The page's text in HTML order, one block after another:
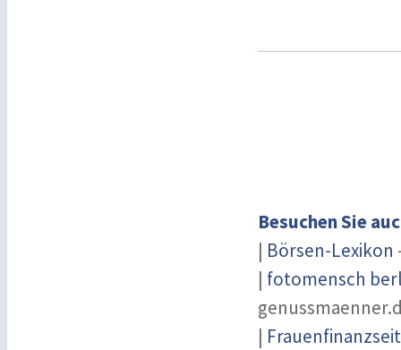
Besuchen Sie
| Börsen-Lexikon
| fotomensch
|